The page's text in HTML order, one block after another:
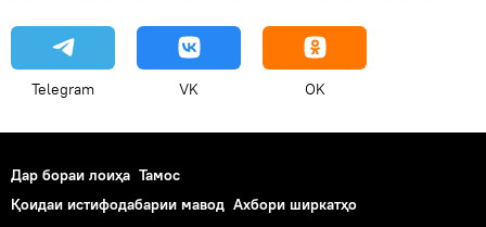
Telegram VK OK
Дар бораи лоиҳа Тамос
Қоидаи истифодабарии мавод Ахбори ширкатҳо